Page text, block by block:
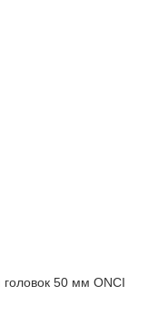
50 мм ONCI